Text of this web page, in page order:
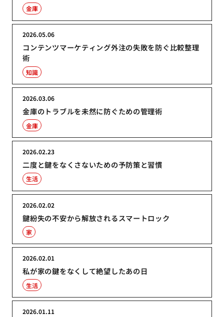
金庫
コンテンツマーケティング外注の失敗を防ぐ比較整理
術
2026.05.06
知識
金庫のトラブルを未然に防ぐための管理術
2026.03.06
金庫
二度と鍵をなくさないための予防策と習慣
2026.02.23
生活
鍵紛失の不安から解放されるスマートロック
2026.02.02
家
私が家の鍵をなくして絶望したあの日
2026.02.01
生活
2026.01.11